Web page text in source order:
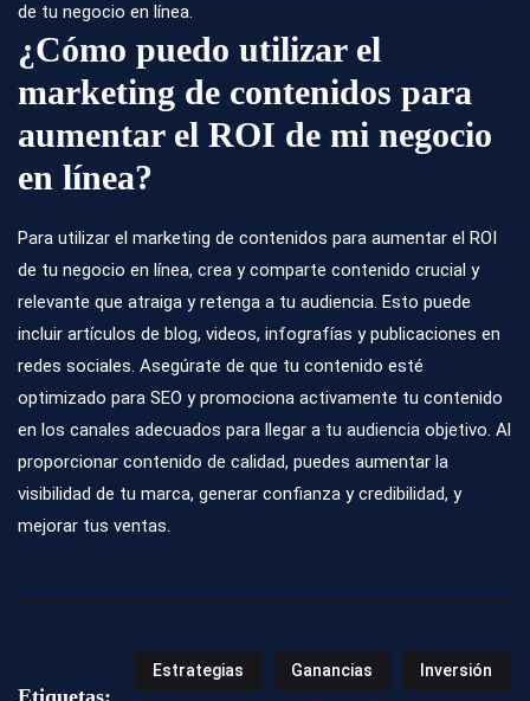
de tu negocio en línea.
¿Cómo puedo utilizar el
marketing de contenidos para
aumentar el ROI de mi negocio
en línea?
Para utilizar el marketing de contenidos para aumentar el ROI
de tu negocio en línea, crea y comparte contenido crucial y
relevante que atraiga y retenga a tu audiencia. Esto puede
incluir artículos de blog, videos, infografías y publicaciones en
redes sociales. Asegúrate de que tu contenido esté
optimizado para SEO y promociona activamente tu contenido
en los canales adecuados para llegar a tu audiencia objetivo. Al
proporcionar contenido de calidad, puedes aumentar la
visibilidad de tu marca, generar confianza y credibilidad, y
mejorar tus ventas.
Etiquetas:
Estrategias Ganancias Inversión